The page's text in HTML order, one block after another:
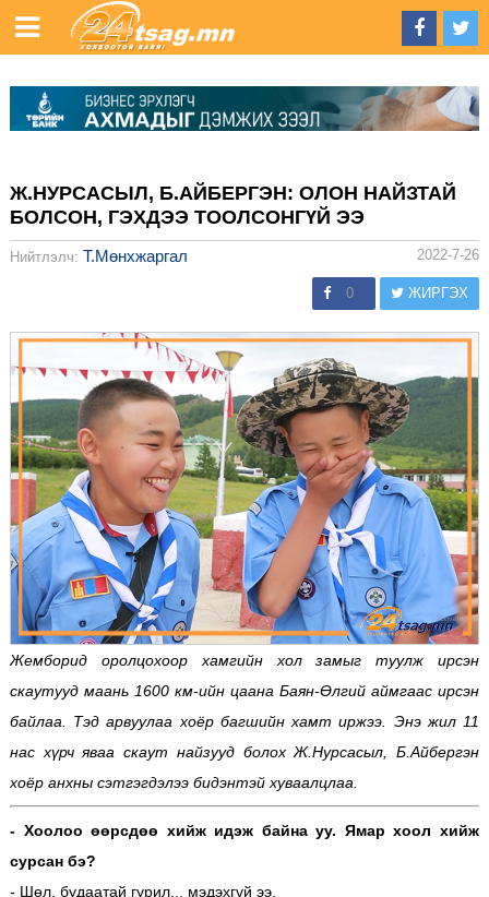
Ж.НУРСАСЫЛ, Б.АЙБЕРГЭН: ОЛОН НАЙЗТАЙ
БОЛСОН, ГЭХДЭЭ ТООЛСОНГҮЙ ЭЭ
Нийтлэлч: Т.Мөнхжаргал 2022-7-26
0 ЖИРГЭХ
Жемборид оролцохоор хамгийн хол замыг туулж ирсэн
скаутууд маань 1600 км-ийн цаана Баян-Өлгий аймгаас ирсэн
байлаа. Тэд арвуулаа хоёр багшийн хамт иржээ. Энэ жил 11
нас хүрч яваа скаут найзууд болох Ж.Нурсасыл, Б.Айбергэн
хоёр анхны сэтгэгдэлээ бидэнтэй хуваалцлаа.
- Хоолоо өөрсдөө хийж идэж байна уу. Ямар хоол хийж
сурсан бэ?
- Шөл, будаатай гурил... мэдэхгүй ээ.